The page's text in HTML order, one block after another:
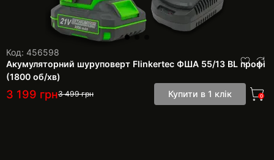
Код: 456598
Акумуляторний шуруповерт Flinkertec ФША 55/13 BL профі
(1800 об/хв)
3 199 грн3 499грн Купити в 1 клік 0